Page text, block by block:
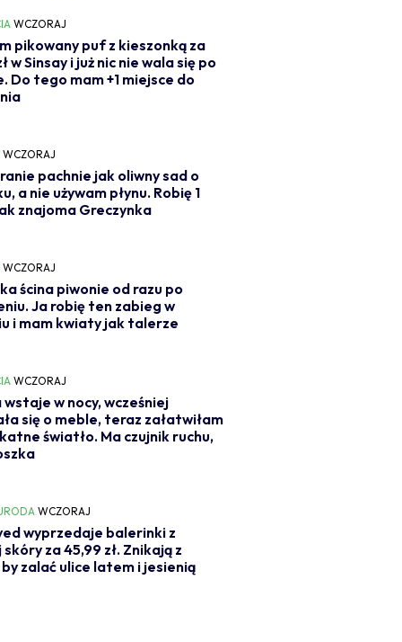
WCZORAJ
pikowany puf z kieszonką za
w Sinsay i już nic nie wala się po
Do tego mam +1 miejsce do
WCZORAJ
pachnie jak oliwny sad o
a nie używam płynu. Robię 1
znajoma Greczynka
WCZORAJ
ścina piwonie od razu po
Ja robię ten zabieg w
i mam kwiaty jak talerze
WCZORAJ
wstaje w nocy, wcześniej
się o meble, teraz załatwiłam
światło. Ma czujnik ruchu,
WCZORAJ
wyprzedaje balerinki z
za 45,99 zł. Znikają z
by zalać ulice latem i jesienią